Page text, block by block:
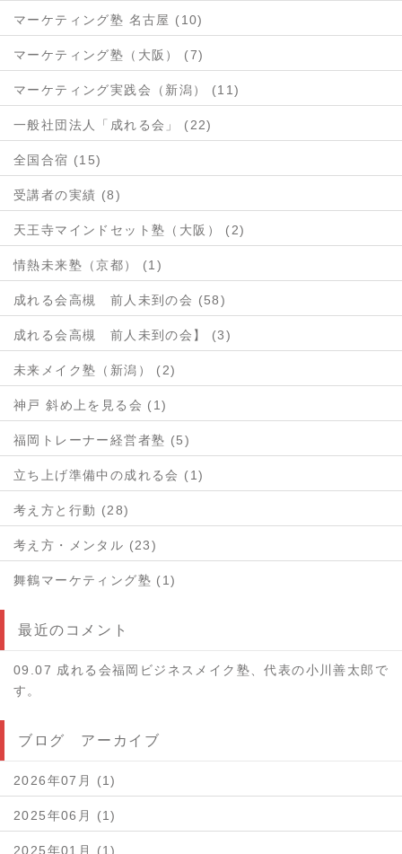
マーケティング塾 名古屋 (10)
マーケティング塾（大阪） (7)
マーケティング実践会（新潟） (11)
一般社団法人「成れる会」 (22)
全国合宿 (15)
受講者の実績 (8)
天王寺マインドセット塾（大阪） (2)
情熱未来塾（京都） (1)
成れる会高槻 前人未到の会 (58)
成れる会高槻 前人未到の会】 (3)
未来メイク塾（新潟） (2)
神戸 斜め上を見る会 (1)
福岡トレーナー経営者塾 (5)
立ち上げ準備中の成れる会 (1)
考え方と行動 (28)
考え方・メンタル (23)
舞鶴マーケティング塾 (1)
最近のコメント
09.07 成れる会福岡ビジネスメイク塾、代表の小川善太郎で
す。
ブログ アーカイブ
2026年07月 (1)
2025年06月 (1)
2025年01月 (1)